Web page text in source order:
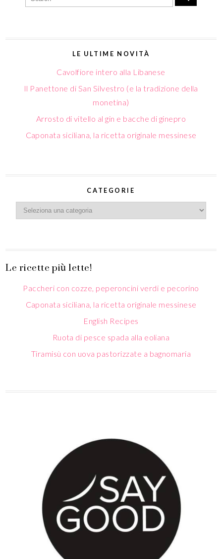
LE ULTIME NOVITÀ
Cavolfiore intero alla Libanese
Il Panettone di San Silvestro (e la tradizione della
monetina)
Arrosto di vitello al gin e bacche di ginepro
Caponata siciliana, la ricetta originale messinese
CATEGORIE
Le ricette più lette!
Paccheri con cozze, peperoncini verdi e pecorino
Caponata siciliana, la ricetta originale messinese
English Recipes
Ruota di pesce spada alla eoliana
Tiramisù con uova pastorizzate a bagnomaria